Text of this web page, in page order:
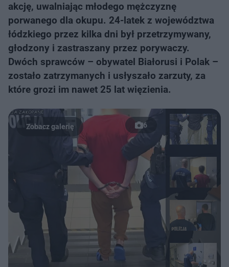
akcję, uwalniając młodego mężczyznę
porwanego dla okupu. 24-latek z województwa
łódzkiego przez kilka dni był przetrzymywany,
głodzony i zastraszany przez porywaczy.
Dwóch sprawców – obywatel Białorusi i Polak –
zostało zatrzymanych i usłyszało zarzuty, za
które grozi im nawet 25 lat więzienia.
6